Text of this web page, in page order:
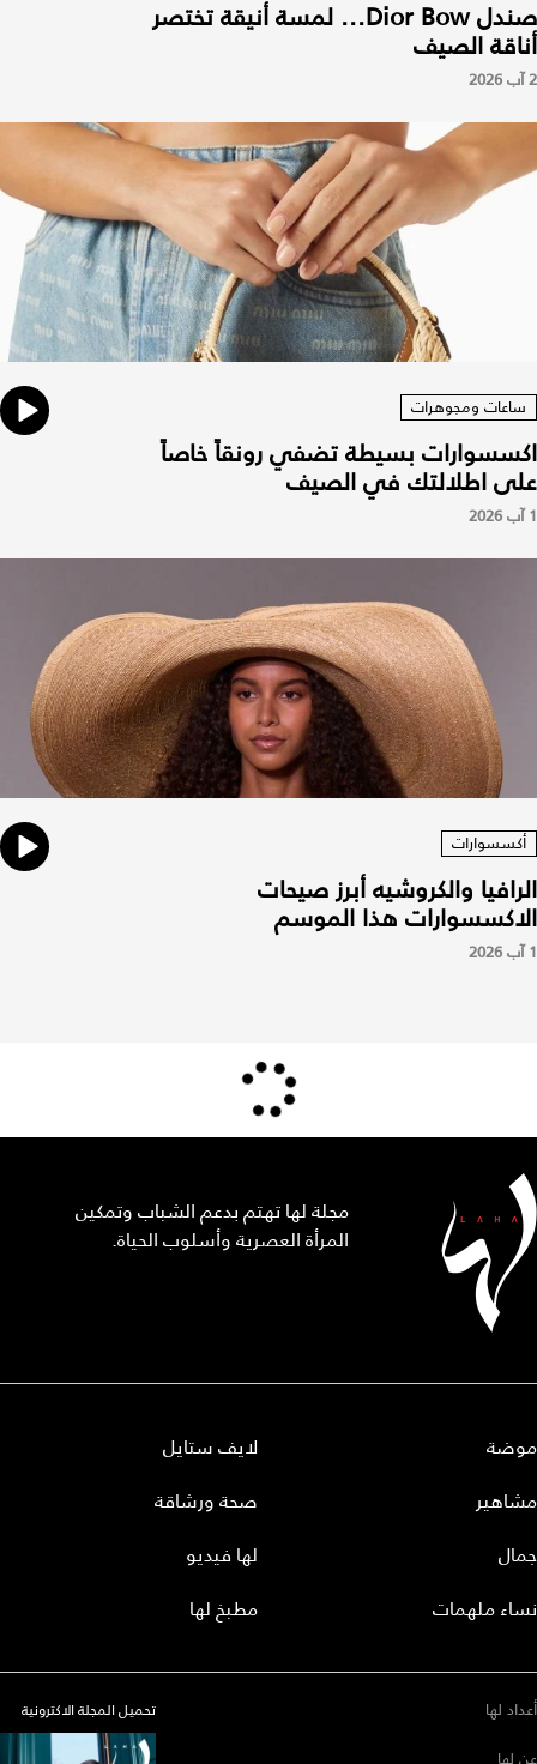
صندل Dior Bow... لمسة أنيقة تختصر
أناقة الصيف
2 آب 2026
ساعات ومجوهرات
اكسسوارات بسيطة تضفي رونقاً خاصاً
على اطلالتك في الصيف
1 آب 2026
أكسسوارات
الرافيا والكروشيه أبرز صيحات
الاكسسوارات هذا الموسم
1 آب 2026
مجلة لها تهتم بدعم الشباب وتمكين
المرأة العصرية وأسلوب الحياة.
موضة
مشاهير
جمال
نساء ملهمات
لايف ستايل
صحة ورشاقة
لها فيديو
مطبخ لها
أعداد لها
تحميل المجلة الاكترونية